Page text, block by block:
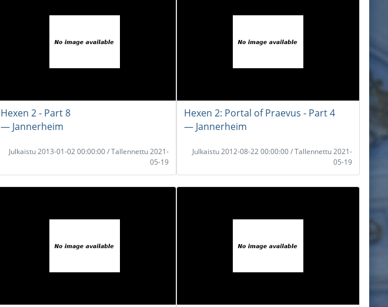
Hexen 2 - Part 8
― Jannerheim
Julkaistu 2013-01-02 00:00:00 / Tallennettu 2021-
05-19
Hexen 2: Portal of Praevus - Part 4
― Jannerheim
Julkaistu 2012-08-22 00:00:00 / Tallennettu 2021-
05-19